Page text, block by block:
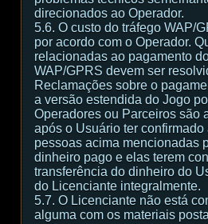
direcionados ao Operador.
5.6. O custo do tráfego WAP/
por acordo com o Operador.
relacionadas ao pagamento
WAP/GPRS devem ser
Reclamações sobre o
a versão estendida do Jogo
Operadores ou Parceiros são
após o Usuário ter
pessoas acima mencionadas
dinheiro pago e elas terem
transferência do dinheiro do
do Licenciante integralmente.
5.7. O Licenciante não está
alguma com os materiais